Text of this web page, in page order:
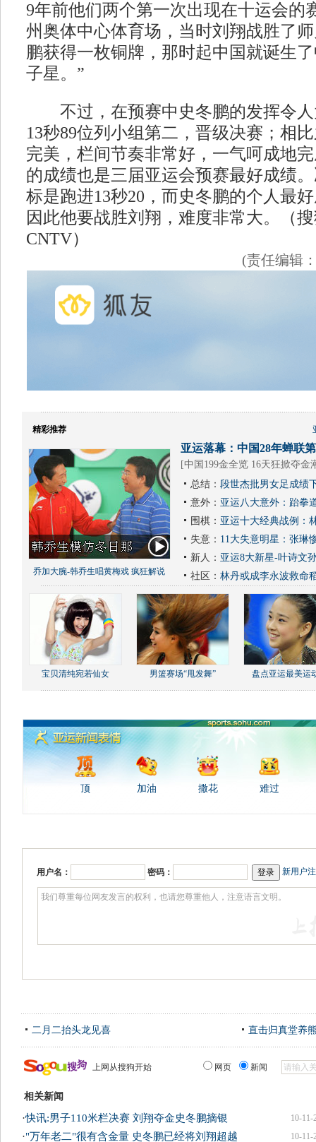
9年前他们两个第一次出现在十运会的
州奥体中心体育场，当时刘翔战胜了
鹏获得一枚铜牌，那时起中国就诞生
子星。”
不过，在预赛中史冬鹏的发挥令人
13秒89位列小组第二，晋级决赛；相
完美，栏间节奏非常好，一气呵成地
的成绩也是三届亚运会预赛最好成绩
标是跑进13秒20，而史冬鹏的个人最
因此他要战胜刘翔，难度非常大。（
CNTV）
(责任编辑
精彩推荐
乔加大腕-韩乔生唱黄梅戏 疯狂解说
亚运落幕：中国28年蝉联
[中国199金全览 16天狂掀夺金
总结： 段世杰批男女足成绩
意外： 亚运八大意外：跆拳
围棋： 亚运十大经典战例：
失意： 11大失意明星：张琳
新人： 亚运8大新星-叶诗文
社区： 林丹或成李永波救命
宝贝清纯宛若仙女 男篮赛场“甩发舞” 盘点亚运最美运
顶 加油 撒花 难过
用户名： 密码： 新用户
二月二抬头龙见喜 直击归真堂养
上网从搜狗开始 网页 新闻
相关新闻
10-11-
·快讯:男子110米栏决赛 刘翔夺金史冬鹏摘银
10-11-
·"万年老二"很有含金量 史冬鹏已经将刘翔超越